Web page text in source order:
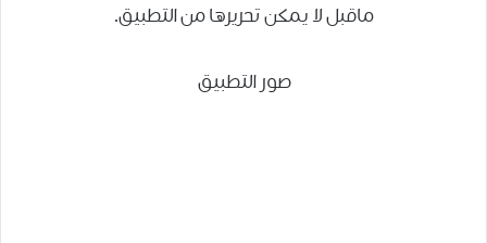
ماقبل لا يمكن تحريرها من التطبيق.
صور التطبيق